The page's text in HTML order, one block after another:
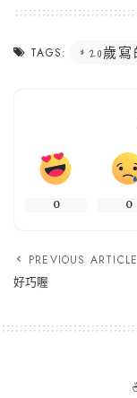
TAGS: 20歲寫
0 0
PREVIOUS ARTICLE
好巧喔